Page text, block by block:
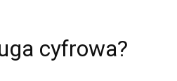
cyfrowa?